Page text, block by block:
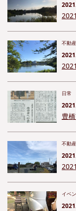
不動
日常
豊
不動
イベ